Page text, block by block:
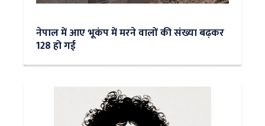
नेपाल में आए भूकंप में मरने वालों की संख्या बढ़कर
128 हो गई